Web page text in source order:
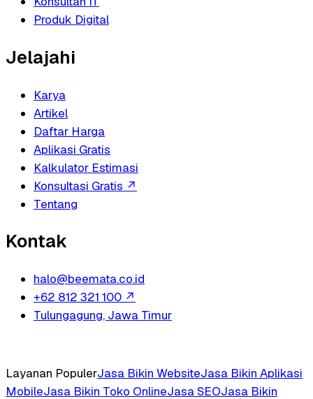
Produk Digital
Jelajahi
Karya
Artikel
Daftar Harga
Aplikasi Gratis
Kalkulator Estimasi
Konsultasi Gratis ↗
Tentang
Kontak
halo@beemata.co.id
+62 812 321 100 ↗
Tulungagung, Jawa Timur
Layanan PopulerJasa Bikin WebsiteJasa Bikin Aplikasi
MobileJasa Bikin Toko OnlineJasa SEOJasa Bikin